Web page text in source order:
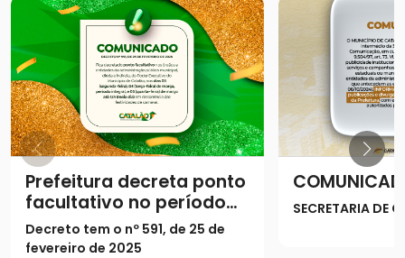
Prefeitura decreta ponto
facultativo no período
do Carnaval
Decreto tem o nº 591, de 25 de
fevereiro de 2025
SECRETARIA DE